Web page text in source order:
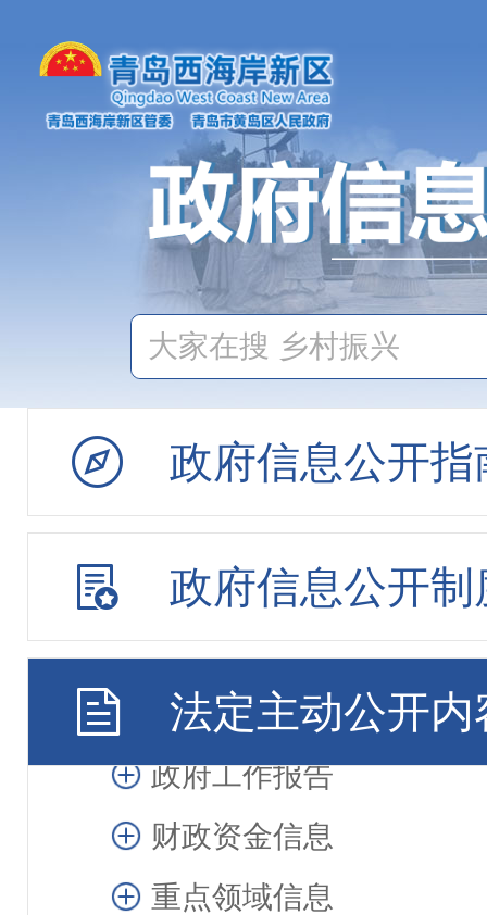
政府信息公开指
政府信息公开制
法定主动公开内
机构职能
政府会议
政策文件
新闻发布会
政务云解读
政府公报
规划计划
统计信息
审计信息
政府工作报告
财政资金信息
重点领域信息